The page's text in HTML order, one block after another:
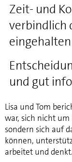
Zeit- und
verbindlich
eingehalten
und gut
Lisa und Tom
war, sich nicht
sondern sich auf
können,
arbeitet und denkt.